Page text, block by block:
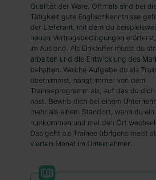
Qualität der Ware. Oftmals sind bei
Tätigkeit gute Englischkenntnisse
der Lieferant, mit dem du
neuen Vertragsbedingungen
im Ausland. Als Einkäufer musst du
arbeiten und die Entwicklung des
behalten. Welche Aufgabe du als
übernimmst, hängt immer von dem
Traineeprogramm ab, auf das du
hast. Bewirb dich bei einem
mehr als einem Standort, wenn du
rumkommen und mal den Ort
Das geht als Trainee übrigens meist
vierten Monat im Unternehmen.